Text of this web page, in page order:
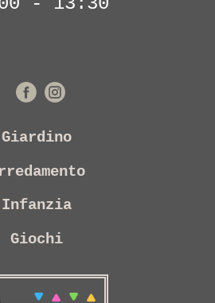
Giardino
Infanzia
Giochi